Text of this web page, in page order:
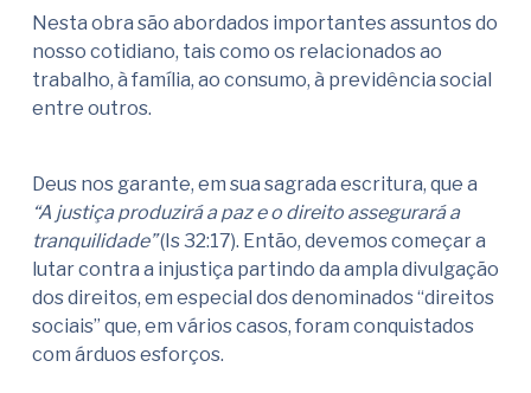
Nesta obra são abordados importantes assuntos do
nosso cotidiano, tais como os relacionados ao
trabalho, à família, ao consumo, à previdência social
entre outros.
Deus nos garante, em sua sagrada escritura, que a
“A justiça produzirá a paz e o direito assegurará a
tranquilidade”(Is 32:17). Então, devemos começar a
lutar contra a injustiça partindo da ampla divulgação
dos direitos, em especial dos denominados “direitos
sociais” que, em vários casos, foram conquistados
com árduos esforços.